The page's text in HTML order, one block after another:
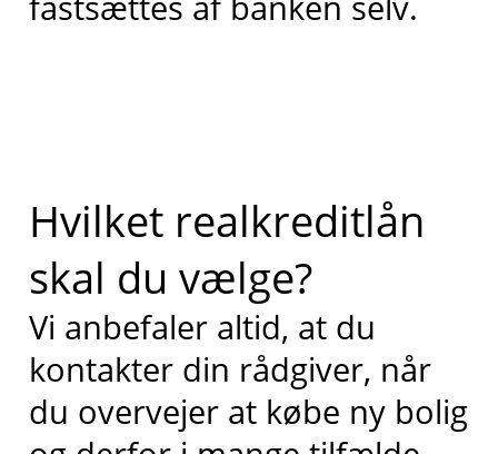
Hvilket realkreditlån
skal du vælge?
Vi anbefaler altid, at du
kontakter din rådgiver, når
du overvejer at købe ny bolig